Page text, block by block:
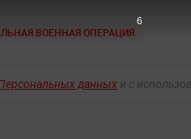
ВОЕННАЯ ОПЕРАЦИЯ
данных и с
5